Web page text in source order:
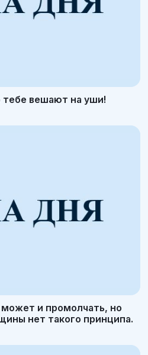
тебе вешают на уши!
и промолчать, но
нет такого принципа.